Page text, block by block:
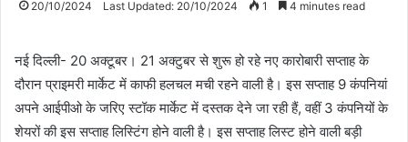
20/10/2024 Last Updated: 20/10/2024 1 4 minutes read
नई दिल्ली- 20 अक्टूबर। 21 अक्टुबर से शुरू हो रहे नए कारोबारी सप्ताह के
दौरान प्राइमरी मार्केट में काफी हलचल मची रहने वाली है। इस सप्ताह 9 कंपनियां
अपने आईपीओ के जरिए स्टॉक मार्केट में दस्तक देने जा रही हैं, वहीं 3 कंपनियों के
शेयरों की इस सप्ताह लिस्टिंग होने वाली है। इस सप्ताह लिस्ट होने वाली बड़ी